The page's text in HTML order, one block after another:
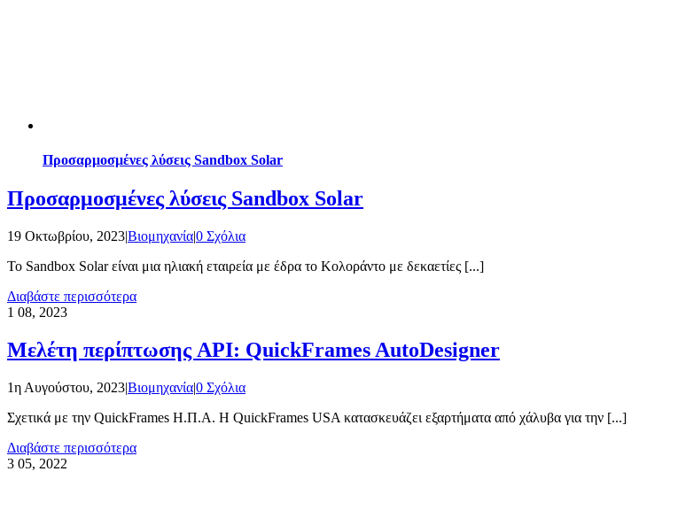
Προσαρμοσμένες λύσεις Sandbox Solar
Προσαρμοσμένες λύσεις Sandbox Solar
19 Οκτωβρίου, 2023|Βιομηχανία|0 Σχόλια
Το Sandbox Solar είναι μια ηλιακή εταιρεία με έδρα το Κολοράντο με δεκαετίες [...]
Διαβάστε περισσότερα
1 08, 2023
Μελέτη περίπτωσης API: QuickFrames AutoDesigner
1η Αυγούστου, 2023|Βιομηχανία|0 Σχόλια
Σχετικά με την QuickFrames Η.Π.Α. Η QuickFrames USA κατασκευάζει εξαρτήματα από χάλυβα για την [...]
Διαβάστε περισσότερα
3 05, 2022